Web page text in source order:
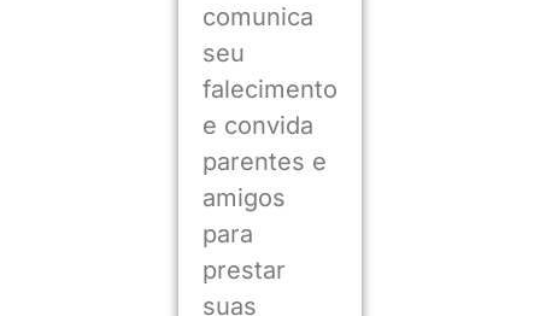
comunica
seu
falecimento
e convida
parentes e
amigos
para
prestar
suas